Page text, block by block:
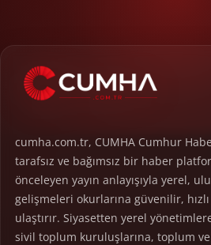
cumha.com.tr, CUMHA Cumhur
tarafsız ve bağımsız bir haber
önceleyen yayın anlayışıyla yerel,
gelişmeleri okurlarına güvenilir,
ulaştırır. Siyasetten yerel
sivil toplum kuruluşlarına, toplum ve